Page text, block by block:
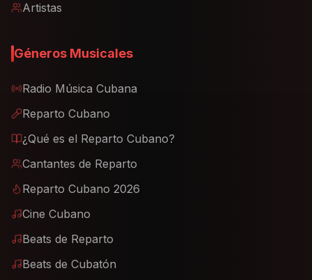
Artistas
Géneros Musicales
Radio Música Cubana
Reparto Cubano
¿Qué es el Reparto Cubano?
Cantantes de Reparto
Reparto Cubano 2026
Cine Cubano
Beats de Reparto
Beats de Cubatón